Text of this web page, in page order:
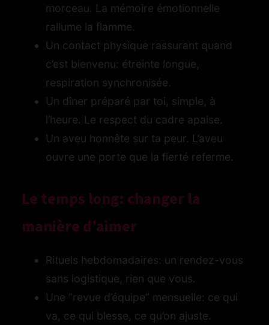
morceau. La mémoire émotionnelle
rallume la flamme.
Un contact physique rassurant quand
c’est bienvenu: étreinte longue,
respiration synchronisée.
Un dîner préparé par toi, simple, à
l’heure. Le respect du cadre apaise.
Un aveu honnête sur ta peur. L’aveu
ouvre une porte que la fierté referme.
Le temps long: changer la
manière d’aimer
Rituels hebdomadaires: un rendez-vous
sans logistique, rien que vous.
Une “revue d’équipe” mensuelle: ce qui
va, ce qui blesse, ce qu’on ajuste.